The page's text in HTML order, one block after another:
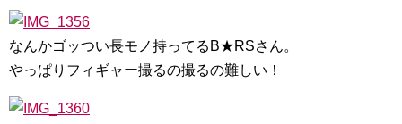
なんかゴッつい長モノ持ってるB★RSさん。
やっぱりフィギャー撮るの撮るの難しい！